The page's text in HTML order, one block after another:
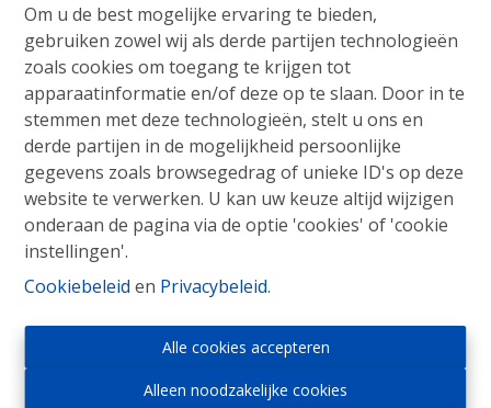
Om u de best mogelijke ervaring te bieden,
gebruiken zowel wij als derde partijen technologieën
zoals cookies om toegang te krijgen tot
apparaatinformatie en/of deze op te slaan. Door in te
stemmen met deze technologieën, stelt u ons en
derde partijen in de mogelijkheid persoonlijke
gegevens zoals browsegedrag of unieke ID's op deze
website te verwerken. U kan uw keuze altijd wijzigen
onderaan de pagina via de optie 'cookies' of 'cookie
instellingen'.
Cookiebeleid en Privacybeleid.
Alle cookies accepteren
Alleen noodzakelijke cookies
Te koop Te huur
Immo Roosens bv